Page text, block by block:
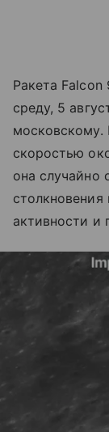
Ракета Falcon
среду, 5
московскому.
скоростью
она случайно
столкновения
активности и